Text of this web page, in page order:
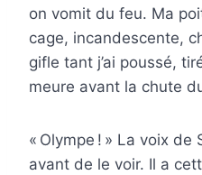
on vomit du feu. Ma
cage, incandescente,
gifle tant j’ai poussé,
meure avant la chute
« Olympe ! » La voix
avant de le voir. Il a